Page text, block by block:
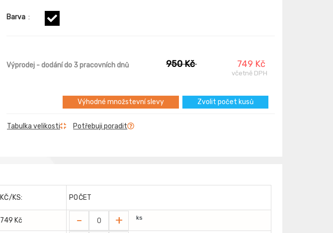
Barva :
Výprodej - dodání do 3 pracovních dnů 950 Kč 749 Kč
včetně DPH
Výhodné množstevní slevy Zvolit počet kusů
Tabulka velikosti Potřebuji poradit
KČ/KS: POČET
749 Kč - + ks